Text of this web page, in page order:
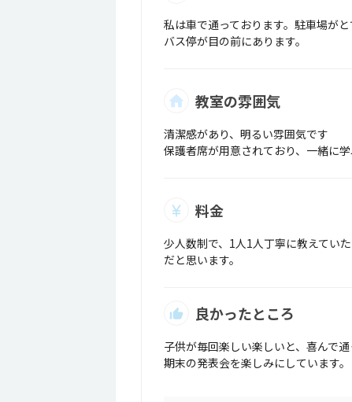
私は車で通っております。駐車場がと
バス停が目の前にあります。
教室の雰囲気
清潔感があり、明るい雰囲気です
保護者席が用意されており、一緒に学
料金
少人数制で、1人1人丁寧に教えてい
だと思います。
良かったところ
子供が毎回楽しい楽しいと、喜んで通
期末の発表会を楽しみにしています。